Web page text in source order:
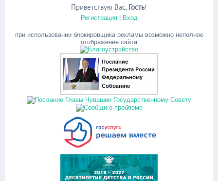
Приветствую Вас, Гость!
Регистрация| Вход
при использовании блокировщика рекламы возможно неполное
отображение сайта